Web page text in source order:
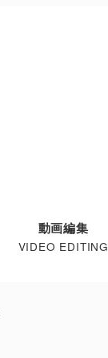
動画編集
VIDEO EDITING